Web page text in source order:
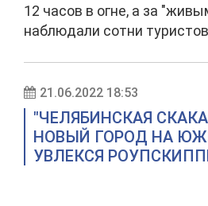
12 часов в огне, а за
наблюдали сотни
21.06.2022 18:53
"ЧЕЛЯБИНСКАЯ
НОВЫЙ ГОРОД НА
УВЛЕКСЯ